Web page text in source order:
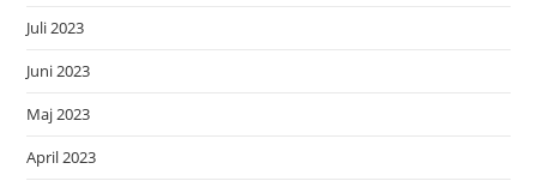
Juli 2023
Juni 2023
Maj 2023
April 2023